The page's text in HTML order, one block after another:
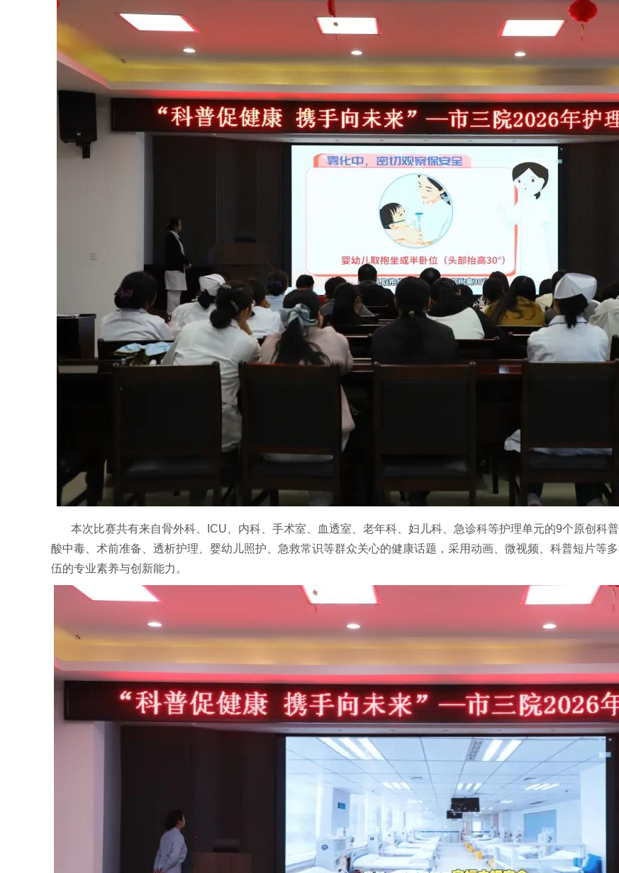
本次比赛共有来自骨外科、 ICU 、内科、手术室、血透室、老年科、妇儿科、急诊科等护理单元的9个原创科
酸中毒、术前准备、透析护理、婴幼儿照护、急救常识等群众关心的健康话题，采用动画、微视频、科普短片等
伍的专业素养与创新能力。